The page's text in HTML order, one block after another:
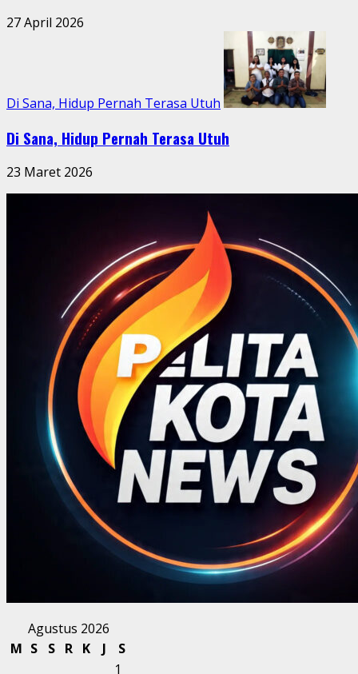
27 April 2026
Di Sana, Hidup Pernah Terasa Utuh
Di Sana, Hidup Pernah Terasa Utuh
23 Maret 2026
Agustus 2026
M S S R K J
S
1